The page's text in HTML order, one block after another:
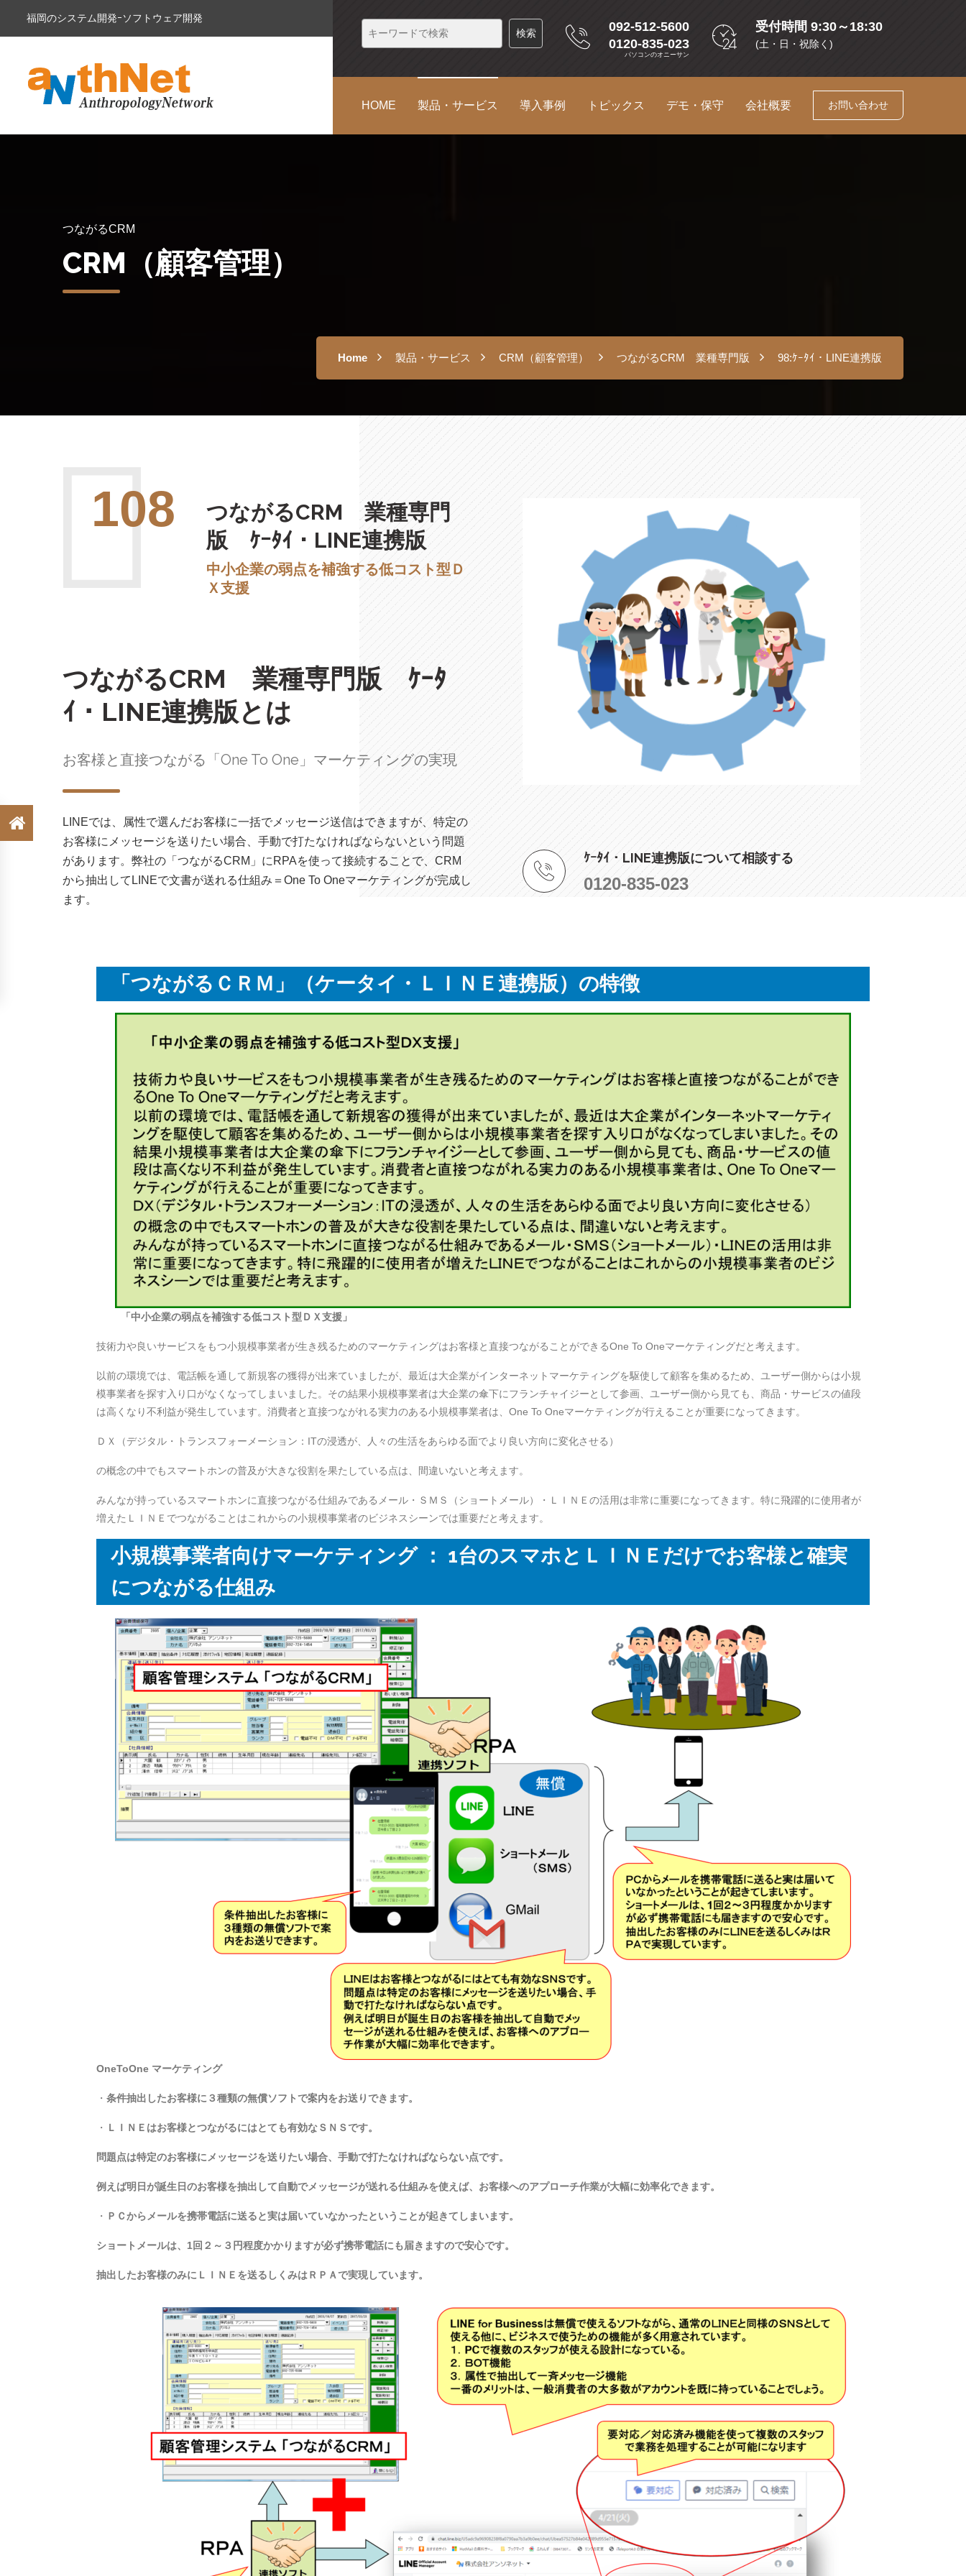
福岡のシステム開発ｰソフトウェア開発
092-512-5600
0120-835-023
パソコンのオニーサン
受付時間 9:30～18:30
(土・日・祝除く)
HOME 製品・サービス 導入事例 トピックス デモ・保守 会社概要 お問い合わせ
つながるCRM
CRM（顧客管理）
Home 製品・サービス CRM（顧客管理） つながるCRM 業種専門版 98:ｹｰﾀｲ・LINE連携版
108
つながるCRM 業種専門
版 ｹｰﾀｲ・LINE連携版
中小企業の弱点を補強する低コスト型Ｄ
Ｘ支援
つながるCRM 業種専門版 ｹｰﾀ
ｲ・LINE連携版とは
お客様と直接つながる「One To One」マーケティングの実現
LINEでは、属性で選んだお客様に一括でメッセージ送信はできますが、特定の
お客様にメッセージを送りたい場合、手動で打たなければならないという問題
があります。弊社の「つながるCRM」にRPAを使って接続することで、CRM
から抽出してLINEで文書が送れる仕組み＝One To Oneマーケティングが完成し
ます。
ｹｰﾀｲ・LINE連携版について相談する
0120-835-023
「つながるＣＲＭ」（ケータイ・ＬＩＮＥ連携版）の特徴
「中小企業の弱点を補強する低コスト型ＤＸ支援」
技術力や良いサービスをもつ小規模事業者が生き残るためのマーケティングはお客様と直接つながることができるOne To Oneマーケティングだと考えます。
以前の環境では、電話帳を通して新規客の獲得が出来ていましたが、最近は大企業がインターネットマーケティングを駆使して顧客を集めるため、ユーザー側からは小規
模事業者を探す入り口がなくなってしまいました。その結果小規模事業者は大企業の傘下にフランチャイジーとして参画、ユーザー側から見ても、商品・サービスの値段
は高くなり不利益が発生しています。消費者と直接つながれる実力のある小規模事業者は、One To Oneマーケティングが行えることが重要になってきます。
ＤＸ（デジタル・トランスフォーメーション：ITの浸透が、人々の生活をあらゆる面でより良い方向に変化させる）
の概念の中でもスマートホンの普及が大きな役割を果たしている点は、間違いないと考えます。
みんなが持っているスマートホンに直接つながる仕組みであるメール・ＳＭＳ（ショートメール）・ＬＩＮＥの活用は非常に重要になってきます。特に飛躍的に使用者が
増えたＬＩＮＥでつながることはこれからの小規模事業者のビジネスシーンでは重要だと考えます。
小規模事業者向けマーケティング ： 1台のスマホとＬＩＮＥだけでお客様と確実
につながる仕組み
OneToOne マーケティング
・条件抽出したお客様に３種類の無償ソフトで案内をお送りできます。
・ ＬＩＮＥはお客様とつながるにはとても有効なＳＮＳです。
問題点は特定のお客様にメッセージを送りたい場合、手動で打たなければならない点です。
例えば明日が誕生日のお客様を抽出して自動でメッセージが送れる仕組みを使えば、お客様へのアプローチ作業が大幅に効率化できます。
・ ＰＣからメールを携帯電話に送ると実は届いていなかったということが起きてしまいます。
ショートメールは、 1 回２～３円程度かかりますが必ず携帯電話にも届きますので安心です。
抽出したお客様のみにＬＩＮＥを送るしくみはＲＰＡで実現しています。